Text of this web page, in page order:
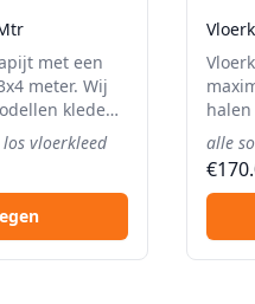
met een
meter. Wij
kleden
kleed of tapijt
twee man
op vanuit
restaurant
vloerkleed
en
stuk
huis,
of
alle